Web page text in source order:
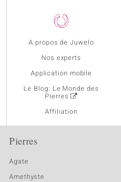
A propos de Juwelo
Nos experts
Application mobile
Le Blog: Le Monde des
Pierres
Affiliation
Pierres
Agate
Amethyste